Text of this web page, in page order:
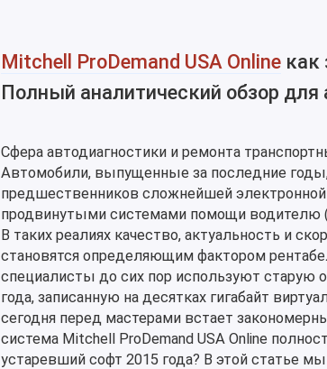
Mitchell ProDemand USA Onlineкак
Полный аналитический обзор для
Сфера автодиагностики и ремонта
Автомобили, выпущенные за последние
предшественников сложнейшей
продвинутыми системами помощи водителю
В таких реалиях качество, актуальность и
становятся определяющим фактором
специалисты до сих пор используют старую
года, записанную на десятках гигабайт
сегодня перед мастерами встает
система Mitchell ProDemand USA Online
устаревший софт 2015 года? В этой статье